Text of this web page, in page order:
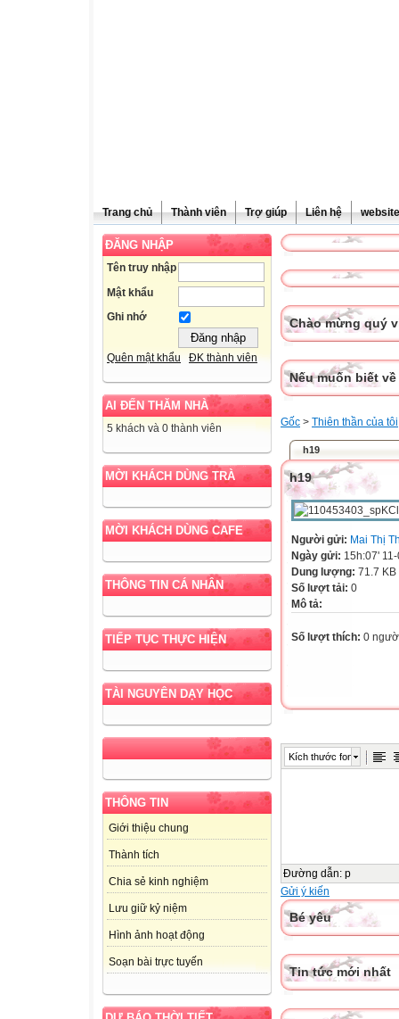
Trang chủ Thành viên Trợ giúp Liên hệ
ĐĂNG NHẬP
Tên truy nhập
Mật khẩu
Ghi nhớ
Quên mật khẩu ĐK thành viên
AI ĐẾN THĂM NHÀ
5 khách và 0 thành viên
MỜI KHÁCH DÙNG TRÀ
MỜI KHÁCH DÙNG CAFE
THÔNG TIN CÁ NHÂN
TIẾP TỤC THỰC HIỆN
TÀI NGUYÊN DẠY HỌC
THÔNG TIN
Giới thiệu chung
Thành tích
Chia sẻ kinh nghiệm
Lưu giữ kỷ niệm
Hình ảnh hoạt động
Soạn bài trực tuyến
Chào mừng quý
Nếu muốn biết
Gốc > Thiên thần của tôi
h19
h19
Người gửi: Mai Thị
Ngày gửi: 15h:07'
Dung lượng: 71.7 KB
Số lượt tải: 0
Mô tả:
Số lượt thích: 0
Kích thước font
Đường dẫn: p
Gửi ý kiến
Bé yêu
Tin tức mới nhất